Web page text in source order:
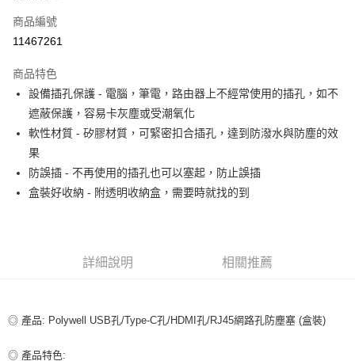
超商取貨付款
Apple Pay
街口支付
悠遊付
ATM付款
每筆NT$80，滿NT$599(含以上)免運費
每筆NT$80，滿NT$599(含以上)免運費
商品編號
11467261
商品特色
設備插孔保護 - 電腦，筆電，路由器上不經常使用的插孔，如不
遮蔽保護，容易卡灰塵或受潮氧化
軟性材質 - 矽膠材質，可緊密扣合插孔，達到防潑水與防塵的效
果
防誤插 - 不再使用的插孔也可以塞起，防止誤插
盒裝好收納 - 附透明收納盒，需要時就找的到
詳細說明 相關推薦
◎ 產品: Polywell USB孔/Type-C孔/HDMI孔/RJ45網路孔防塵塞 (盒裝)
◎ 產品特色: